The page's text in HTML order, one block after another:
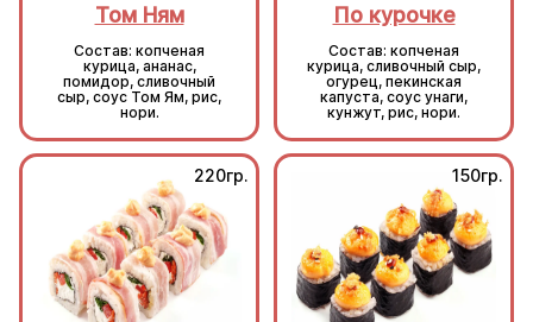
Том Ням
Состав: копченая
курица, ананас,
помидор, сливочный
сыр, соус Том Ям, рис,
нори.
По курочке
Состав: копченая
курица, сливочный сыр,
огурец, пекинская
капуста, соус унаги,
кунжут, рис, нори.
220гр. 150гр.